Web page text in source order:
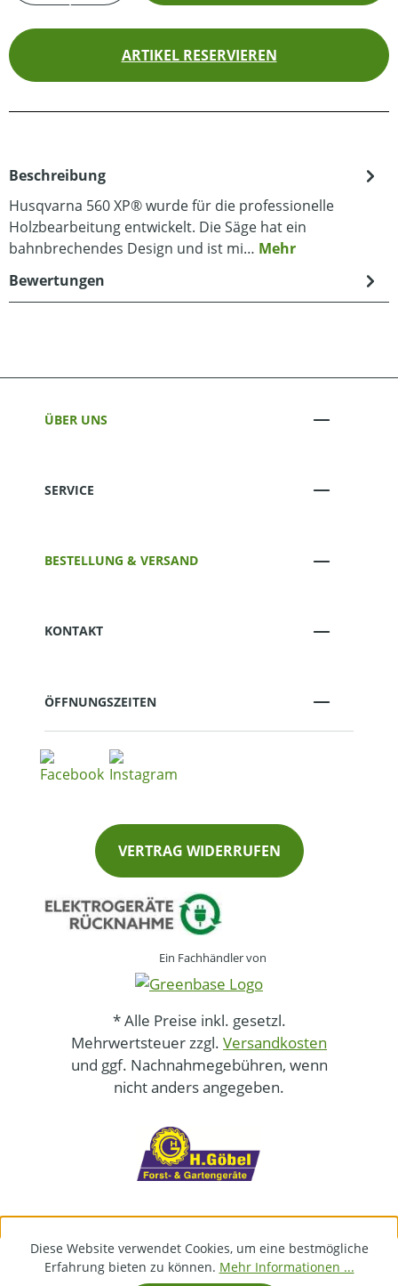
ARTIKEL RESERVIEREN
Beschreibung
Husqvarna 560 XP® wurde für die professionelle
Holzbearbeitung entwickelt. Die Säge hat ein
bahnbrechendes Design und ist mi… Mehr
Bewertungen
ÜBER UNS
SERVICE
BESTELLUNG & VERSAND
KONTAKT
ÖFFNUNGSZEITEN
VERTRAG WIDERRUFEN
Ein Fachhändler von
* Alle Preise inkl. gesetzl.
Mehrwertsteuer zzgl. Versandkosten
und ggf. Nachnahmegebühren, wenn
nicht anders angegeben.
Diese Website verwendet Cookies, um eine bestmögliche
Erfahrung bieten zu können. Mehr Informationen ...